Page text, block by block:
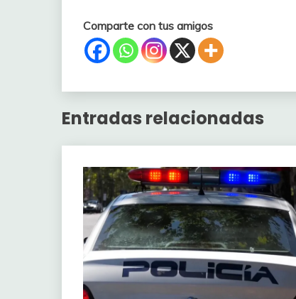
Comparte con tus amigos
Entradas relacionadas